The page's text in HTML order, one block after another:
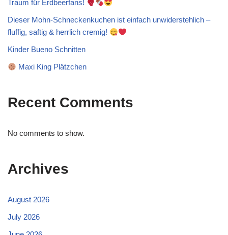
Traum für Erdbeerfans!
Dieser Mohn-Schneckenkuchen ist einfach unwiderstehlich –
fluffig, saftig & herrlich cremig!
Kinder Bueno Schnitten
Maxi King Plätzchen
Recent Comments
No comments to show.
Archives
August 2026
July 2026